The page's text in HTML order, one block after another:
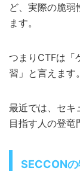
ど、実際の脆弱
ます。
つまりCTFは「
習」と言えます。
最近では、セキ
目指す人の登竜
SECCON